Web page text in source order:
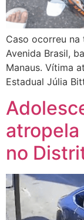
Caso ocorreu na
Avenida Brasil,
Manaus. Vítima
Estadual Júlia
no